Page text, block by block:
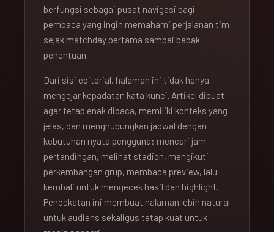
berfungsi sebagai pusat navigasi bagi
pembaca yang ingin memahami perjalanan tim
sejak matchday pertama sampai babak
penentuan.
Dari sisi editorial, halaman ini tidak hanya
mengejar kepadatan kata kunci. Artikel dibuat
agar tetap enak dibaca, memiliki konteks yang
jelas, dan menghubungkan jadwal dengan
kebutuhan nyata pengguna: mencari jam
pertandingan, melihat stadion, mengikuti
perkembangan grup, membaca preview, lalu
kembali untuk mengecek hasil dan highlight.
Pendekatan ini membuat halaman lebih natural
untuk audiens sekaligus tetap kuat untuk